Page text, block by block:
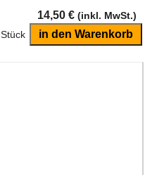
14,50 € (inkl. MwSt.)
Stück